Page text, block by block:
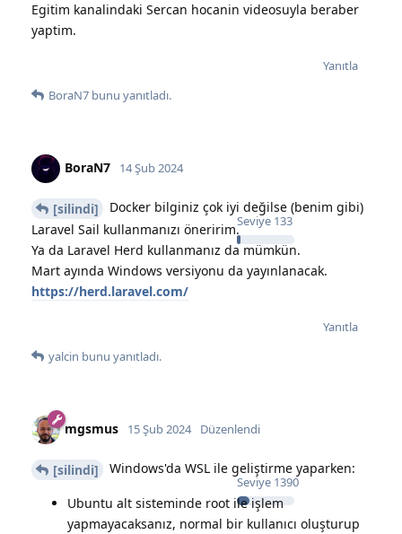
Egitim kanalindaki Sercan hocanin videosuyla beraber
yaptim.
Yanıtla
BoraN7 bunu yanıtladı.
BoraN7
Seviye 133
14 Şub 2024
[silindi]
Docker bilginiz çok iyi değilse (benim gibi)
Laravel Sail kullanmanızı öneririm.
Ya da Laravel Herd kullanmanız da mümkün.
Mart ayında Windows versiyonu da yayınlanacak.
https://herd.laravel.com/
Yanıtla
yalcin bunu yanıtladı.
mgsmus
Seviye 1390
15 Şub 2024 Düzenlendi
[silindi] Windows'da WSL ile geliştirme yaparken:
Ubuntu alt sisteminde root ile işlem
yapmayacaksanız, normal bir kullanıcı oluşturup